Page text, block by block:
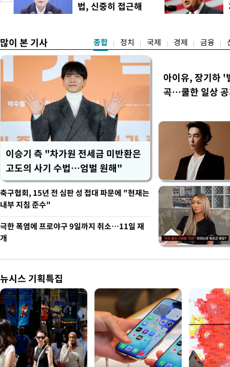
수십만원에서 많게는 100
법, 신중히 접근해
많이 본 기사 종합 정치 국제 경제 금융
이승기 측 "차가원 전세금 미반환은
고도의 사기 수법…엄벌 원해"
아이유, 장기하 '
곡…쿨한 일상
축구협회, 15년 전 심판 성 접대 파문에 "현재는
내부 지침 준수"
극한 폭염에 프로야구 9일까지 취소…11일 재
개
뉴시스 기획특집